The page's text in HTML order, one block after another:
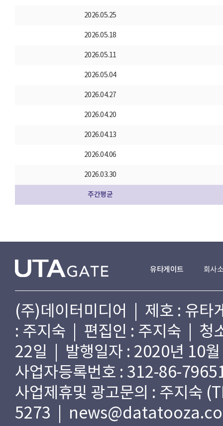
2026.05.25
2026.05.18
2026.05.11
2026.05.04
2026.04.27
2026.04.20
2026.04.13
2026.04.06
2026.03.30
주간평균
유타게이트 회사
(주)데이터미디어 | 제호 : 유
: 주지숙 | 편집인 : 주지숙 | 청
22일 | 발행일자 : 2020년 10
사업자등록번호 : 312-86-
사업제휴및 광고문의 : 주지숙
5273 |